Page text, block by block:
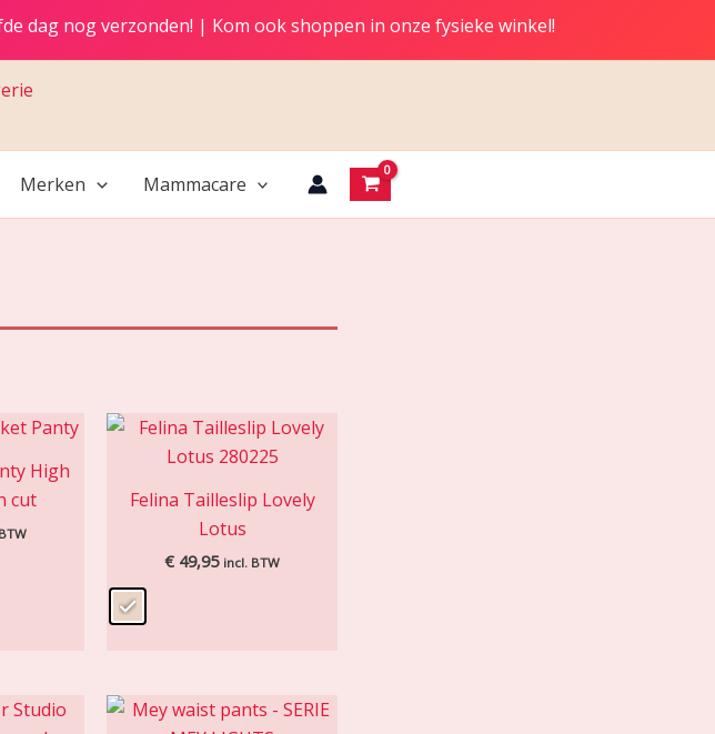
dag nog verzonden! | Kom ook shoppen in onze fysieke winkel!
Merken Mammacare
High
cut
Felina Tailleslip Lovely
Lotus
€ 49,95 incl. BTW